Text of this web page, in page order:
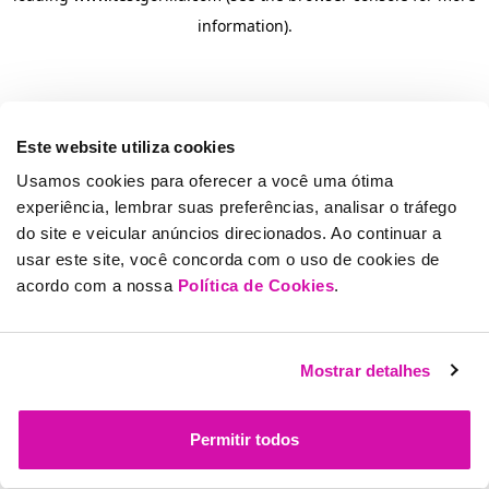
Este website utiliza cookies
Usamos cookies para oferecer a você uma ótima
experiência, lembrar suas preferências, analisar o tráfego
do site e veicular anúncios direcionados. Ao continuar a
usar este site, você concorda com o uso de cookies de
acordo com a nossa Política de Cookies.
Mostrar detalhes
Permitir todos
information).